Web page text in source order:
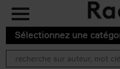
Aller au contenu principal
Sélectionnez une